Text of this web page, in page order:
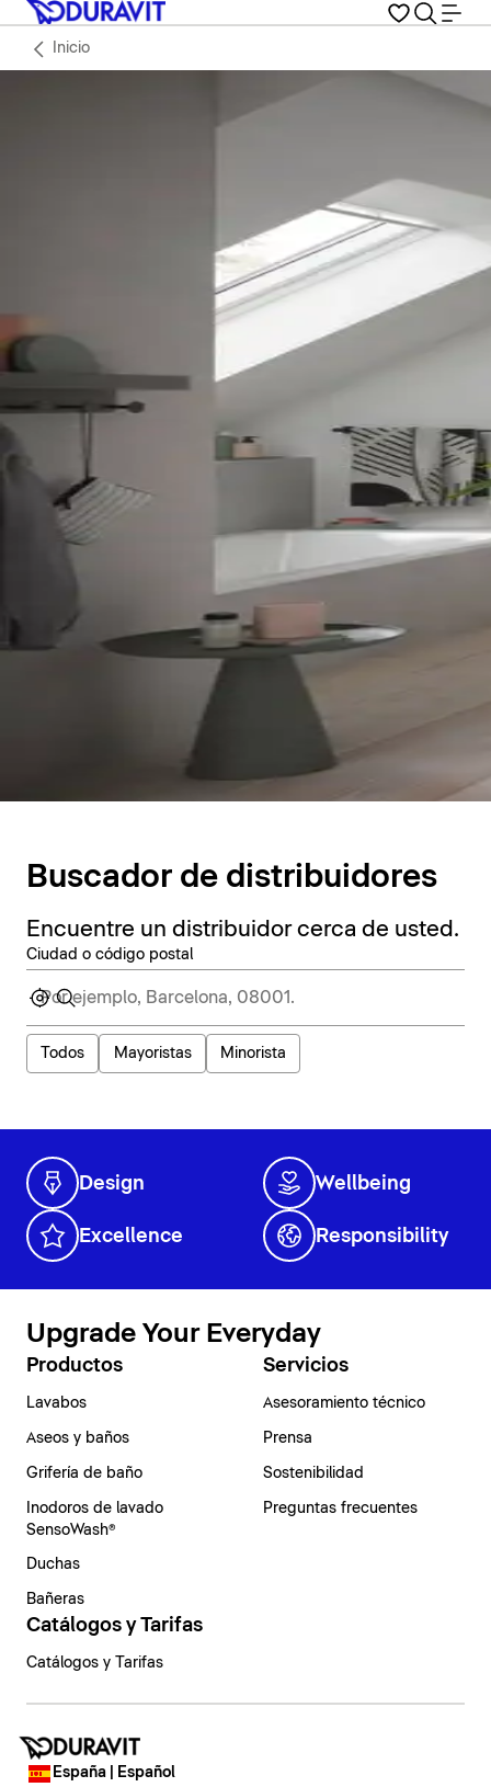
Inicio
Buscador de distribuidores
Encuentre un distribuidor cerca de usted.
Ciudad o código postal
Todos Mayoristas Minorista
Design Wellbeing
Excellence Responsibility
Upgrade Your Everyday
Productos
Lavabos
Aseos y baños
Grifería de baño
Inodoros de lavado
SensoWash®
Duchas
Bañeras
Servicios
Asesoramiento técnico
Prensa
Sostenibilidad
Preguntas frecuentes
Catálogos y Tarifas
Catálogos y Tarifas
España | Español